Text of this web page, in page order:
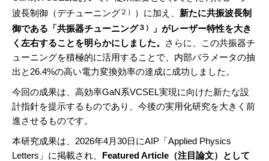
波長制御（デチューニング ２） ）に加え、 新たに共振波長制
御である 「共振器チューニング３） 」 がレーザー特性を大き
く左右することを明らかにしました。
さらに、この共振器チ
ューニングを積極的に活用することで、内部パラメータの抽
出と26.4%の高い電力変換効率の達成に成功しました。
今回の成果は、高効率GaN系VCSEL実現に向けた新たな設
計指針を提示するものであり、今後の実用化研究を大きく前
進させるものです。
本研究成果は、2026年4月30日にAIP「Applied Physics
Letters」に掲載され、 Featured Article（注目論文）として